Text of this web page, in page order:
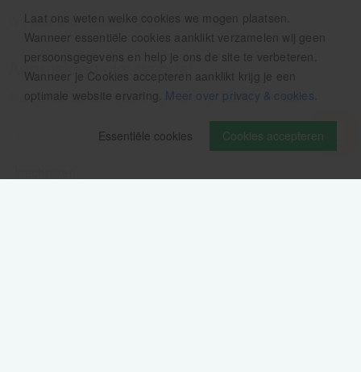
Laat ons weten welke cookies we mogen plaatsen.
Wanneer essentiële cookies aanklikt verzamelen wij geen
persoonsgegevens en help je ons de site te verbeteren.
Wanneer je Cookies accepteren aanklikt krijg je een
optimale website ervaring. Meer over privacy & cookies
Cookies accepteren
Essentiële cookies
Wij pauzeren tussen 12.30 en 13.00u
Aanmelden nieuwsbrief
Als eerste op de hoogte zijn van het laatste nieuws: